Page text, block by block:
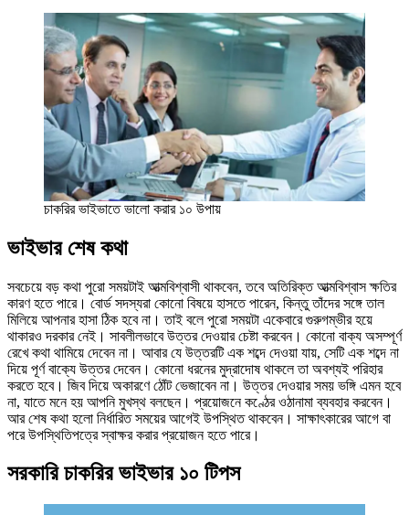
চাকরির ভাইভাতে ভালো করার ১০ উপায়
ভাইভার শেষ কথা
সবচেয়ে বড় কথা পুরো সময়টাই আত্মবিশ্বাসী থাকবেন, তবে অতিরিক্ত আত্মবিশ্বাস ক্ষতির
কারণ হতে পারে। বোর্ড সদস্যরা কোনো বিষয়ে হাসতে পারেন, কিন্তু তাঁদের সঙ্গে তাল
মিলিয়ে আপনার হাসা ঠিক হবে না। তাই বলে পুরো সময়টা একেবারে গুরুগম্ভীর হয়ে
থাকারও দরকার নেই। সাবলীলভাবে উত্তর দেওয়ার চেষ্টা করবেন। কোনো বাক্য অসম্পূর্ণ
রেখে কথা থামিয়ে দেবেন না। আবার যে উত্তরটি এক শব্দে দেওয়া যায়, সেটি এক শব্দে না
দিয়ে পূর্ণ বাক্যে উত্তর দেবেন। কোনো ধরনের মুদ্রাদোষ থাকলে তা অবশ্যই পরিহার
করতে হবে। জিব দিয়ে অকারণে ঠোঁট ভেজাবেন না। উত্তর দেওয়ার সময় ভঙ্গি এমন হবে
না, যাতে মনে হয় আপনি মুখস্থ বলছেন। প্রয়োজনে কণ্ঠের ওঠানামা ব্যবহার করবেন।
আর শেষ কথা হলো নির্ধারিত সময়ের আগেই উপস্থিত থাকবেন। সাক্ষাৎকারের আগে বা
পরে উপস্থিতিপত্রে স্বাক্ষর করার প্রয়োজন হতে পারে।
সরকারি চাকরির ভাইভার ১০ টিপস